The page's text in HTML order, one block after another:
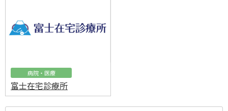
病院・医療
富士在宅診療所